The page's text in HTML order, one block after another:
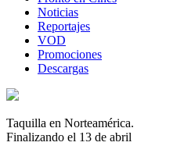
Noticias
Reportajes
VOD
Promociones
Descargas
Taquilla en Norteamérica.
Finalizando el 13 de abril